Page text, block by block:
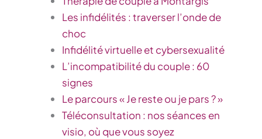
Les infidélités : traverser l’onde de
choc
Infidélité virtuelle et cybersexualité
L’incompatibilité du couple : 60
signes
Le parcours « Je reste ou je pars ? »
Téléconsultation : nos séances en
visio, où que vous soyez